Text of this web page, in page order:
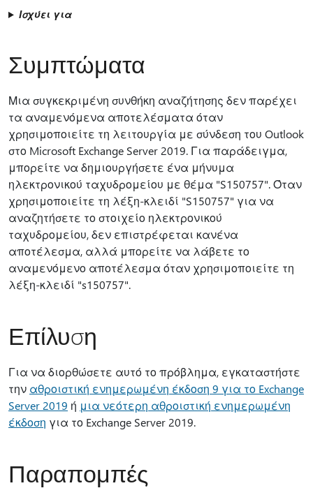
Ισχύει για
Συμπτώματα
Μια συγκεκριμένη συνθήκη αναζήτησης δεν παρέχει
τα αναμενόμενα αποτελέσματα όταν
χρησιμοποιείτε τη λειτουργία με σύνδεση του Outlook
στο Microsoft Exchange Server 2019. Για παράδειγμα,
μπορείτε να δημιουργήσετε ένα μήνυμα
ηλεκτρονικού ταχυδρομείου με θέμα "S150757". Όταν
χρησιμοποιείτε τη λέξη-κλειδί "S150757" για να
αναζητήσετε το στοιχείο ηλεκτρονικού
ταχυδρομείου, δεν επιστρέφεται κανένα
αποτέλεσμα, αλλά μπορείτε να λάβετε το
αναμενόμενο αποτέλεσμα όταν χρησιμοποιείτε τη
λέξη-κλειδί "s150757".
Επίλυση
Για να διορθώσετε αυτό το πρόβλημα, εγκαταστήστε
την αθροιστική ενημερωμένη έκδοση 9 για το Exchange
Server 2019 ή μια νεότερη αθροιστική ενημερωμένη
έκδοση για το Exchange Server 2019.
Παραπομπές